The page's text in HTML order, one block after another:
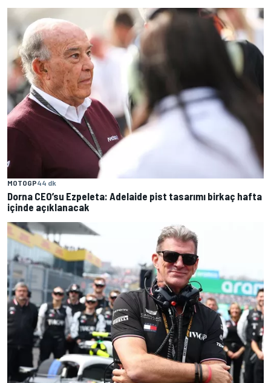
MOTOGP44 dk
Dorna CEO’su Ezpeleta: Adelaide pist tasarımı birkaç hafta
içinde açıklanacak